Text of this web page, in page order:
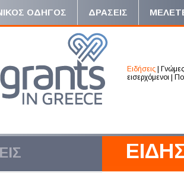
ΟΔΗΓΟΣ ΔΡΑΣΕΙΣ
Ειδήσεις
Γνώμες
εισερχόμενοι